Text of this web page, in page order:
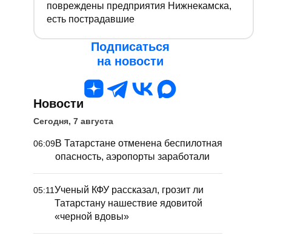
повреждены предприятия Нижнекамска,
есть пострадавшие
Подписаться
на новости
Новости
Сегодня, 7 августа
06:09В Татарстане отменена беспилотная
опасность, аэропорты заработали
05:11Ученый КФУ рассказал, грозит ли
Татарстану нашествие ядовитой
«черной вдовы»